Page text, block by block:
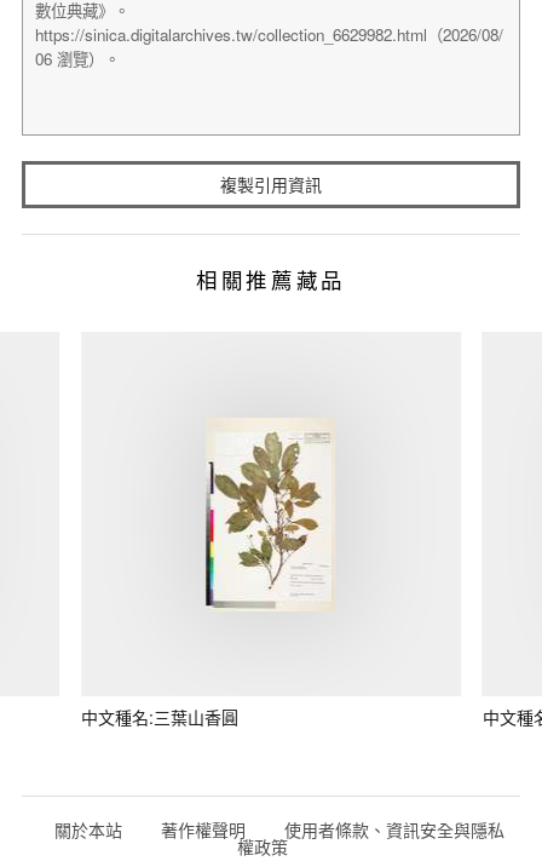
複製引用資訊
相關推薦藏品
中文種名:三葉山香圓 中文種
關於本站 著作權聲明 使用者條款、資訊安全與隱私
權政策